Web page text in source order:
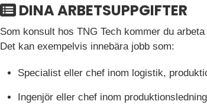
DINA ARBETSUPPGIFTER
Som konsult hos TNG Tech kommer du
Det kan exempelvis innebära jobb som:
Specialist eller chef inom logistik,
Ingenjör eller chef inom